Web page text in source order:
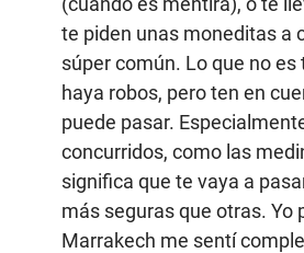
te piden unas moneditas a
súper común. Lo que no
haya robos, pero ten en
puede pasar.
concurridos, como las
significa que te vaya a
más seguras que otras. Yo
Marrakech me sentí